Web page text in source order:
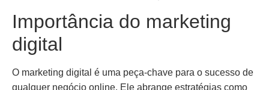
Importância do marketing
digital
O marketing digital é uma peça-chave para o sucesso de
qualquer negócio online. Ele abrange estratégias como